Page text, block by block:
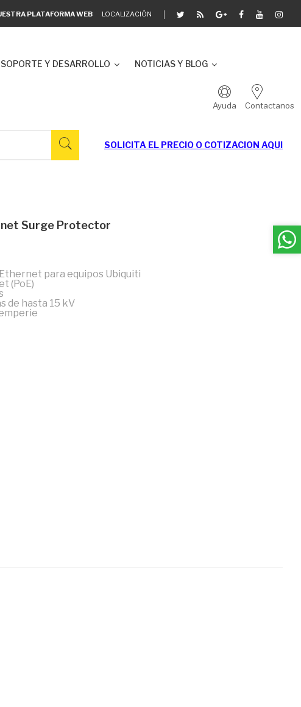
PLATAFORMA WEB LOCALIZACIÓN
SOPORTE Y DESARROLLO NOTICIAS Y BLOG
Ayuda Contactanos
SOLICITA EL PRECIO O COTIZACION AQUI
Surge Protector
para equipos Ubiquiti
(PoE)
de hasta 15 kV